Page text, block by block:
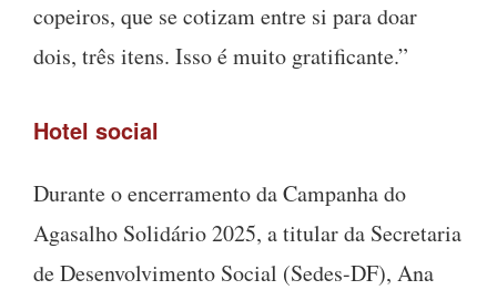
copeiros, que se cotizam entre si para doar
dois, três itens. Isso é muito gratificante.”
Hotel social
Durante o encerramento da Campanha do
Agasalho Solidário 2025, a titular da Secretaria
de Desenvolvimento Social (Sedes-DF), Ana